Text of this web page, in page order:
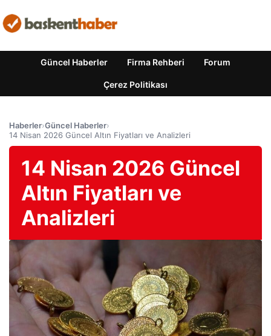
Güncel Haberler Firma Rehberi Forum
Çerez Politikası
Haberler›Güncel Haberler›
14 Nisan 2026 Güncel Altın Fiyatları ve Analizleri
14 Nisan 2026 Güncel
Altın Fiyatları ve
Analizleri